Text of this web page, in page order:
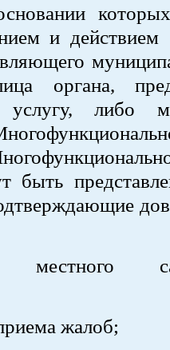
и действием
органа,
либо
быть
жалоб;